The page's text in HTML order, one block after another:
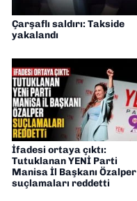
Çarşaflı saldırı: Takside
yakalandı
İfadesi ortaya çıktı:
Tutuklanan YENİ Parti
Manisa İl Başkanı Özalper
suçlamaları reddetti